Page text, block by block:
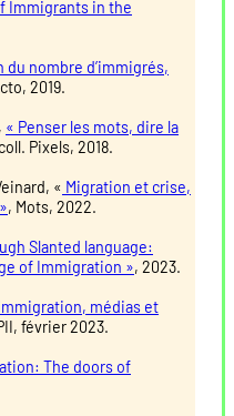
Immigrants in the
du nombre d’immigrés,
2019.
« Penser les mots, dire la
Pixels, 2018.
« Migration et crise,
, Mots, 2022.
Slanted language:
of Immigration », 2023.
médias et
février 2023.
The doors of